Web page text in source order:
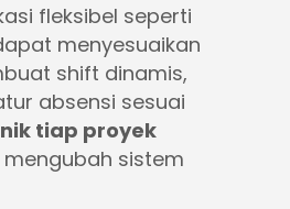
fleksibel seperti
menyesuaikan
shift dinamis,
absensi sesuai
tiap proyek
sistem